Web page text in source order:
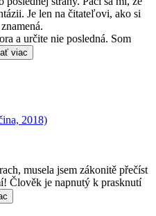
Je len na čitateľovi, ako si
a určite nie posledná. Som
viac
2018)
musela jsem zákonitě přečíst
Člověk je napnutý k prasknutí